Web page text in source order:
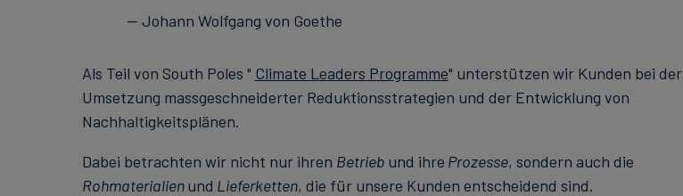
- Johann Wolfgang von Goethe
Als Teil von South Poles " Climate Leaders Programme" unterstützen wir Kunden bei der
Umsetzung massgeschneiderter Reduktionsstrategien und der Entwicklung von
Nachhaltigkeitsplänen.
Dabei betrachten wir nicht nur ihren Betrieb und ihre Prozesse, sondern auch die
Rohmaterialienund Lieferketten, die für unsere Kunden entscheidend sind.